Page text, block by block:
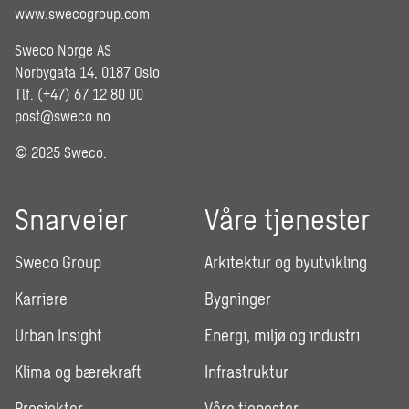
www.swecogroup.com
Sweco Norge AS
Norbygata 14, 0187 Oslo
Tlf. (+47) 67 12 80 00
post@sweco.no
© 2025 Sweco.
Snarveier
Sweco Group
Karriere
Urban Insight
Klima og bærekraft
Våre tjenester
Arkitektur og byutvikling
Bygninger
Energi, miljø og industri
Infrastruktur